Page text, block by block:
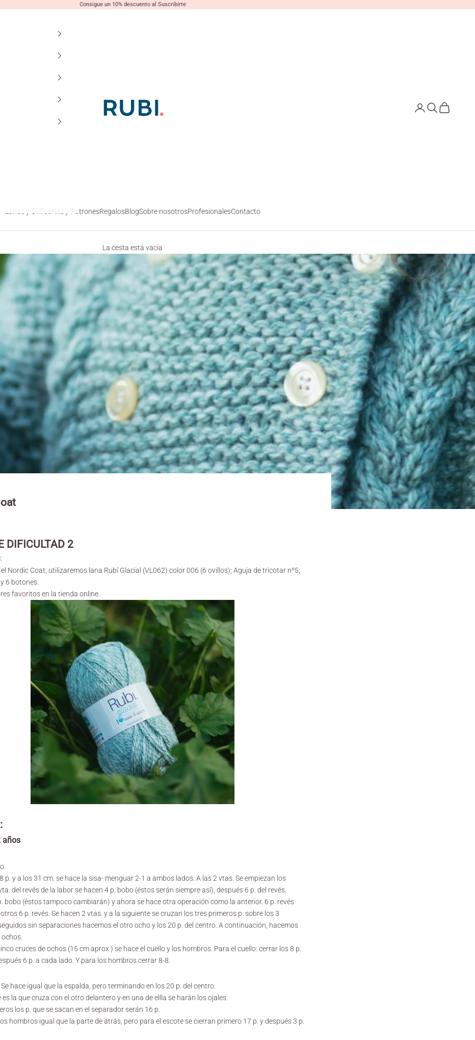
Consigue un 10% descuento al Suscribirte
Lanas Rubí
Lanas y OvillosKits y PatronesRegalosBlogSobre nosotrosProfesionalesContacto
Iniciar sesión
Buscar
Cesta
La cesta está vacía
DIFICULTAD 2
Nordic Coat, utilizaremos lana Rubí Glacial (VL062) color 006 (6 ovillos); Aguja de tricotar nº5;
6 botones.
favoritos en la tienda online.
años
p. y a los 31 cm. se hace la sisa- menguar 2-1 a ambos lados. A las 2 vtas. Se empiezan los
del revés de la labor se hacen 4 p. bobo (éstos serán siempre así), después 6 p. del revés.
bobo (éstos tampoco cambiarán) y ahora se hace otra operación como la anterior. 6 p. revés
6 p. revés. Se hacen 2 vtas. y a la siguiente se cruzan los tres primeros p. sobre los 3
sin separaciones hacemos el otro ocho y los 20 p. del centro. A continuación, hacemos
cruces de ochos (15 cm aprox.) se hace el cuello y los hombros. Para el cuello: cerrar los 8 p.
6 p. a cada lado. Y para los hombros cerrar 8-8.
hace igual que la espalda, pero terminando en los 20 p. del centro.
es la que cruza con el otro delantero y en una de ellla se harán los ojales.
los p. que se sacan en el separador serán 16 p.
hombros igual que la parte de atrás, pero para el escote se cierran primero 17 p. y después 3 p.